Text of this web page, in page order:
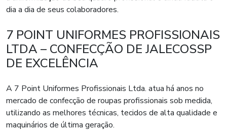
dia a dia de seus colaboradores.
7 POINT UNIFORMES PROFISSIONAIS
LTDA – CONFECÇÃO DE JALECOSSP
DE EXCELÊNCIA
A 7 Point Uniformes Profissionais Ltda. atua há anos no
mercado de confecção de roupas profissionais sob medida,
utilizando as melhores técnicas, tecidos de alta qualidade e
maquinários de última geração.